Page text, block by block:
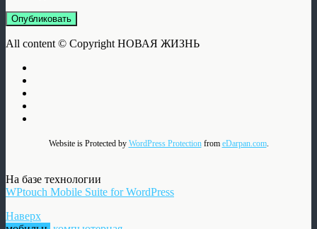
Опубликовать
All content © Copyright НОВАЯ ЖИЗНЬ
Website is Protected by WordPress Protectionfrom eDarpan.com.
На базе технологии
WPtouch Mobile Suite for WordPress
Наверх